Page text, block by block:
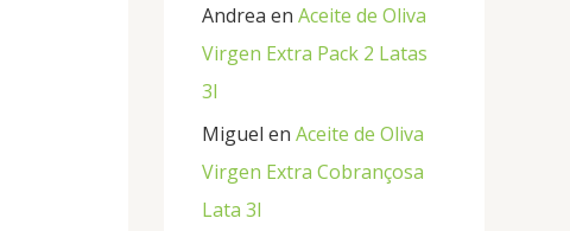
Andrea en Aceite de Oliva
Virgen Extra Pack 2 Latas
3l
Miguel en Aceite de Oliva
Virgen Extra Cobrançosa
Lata 3l